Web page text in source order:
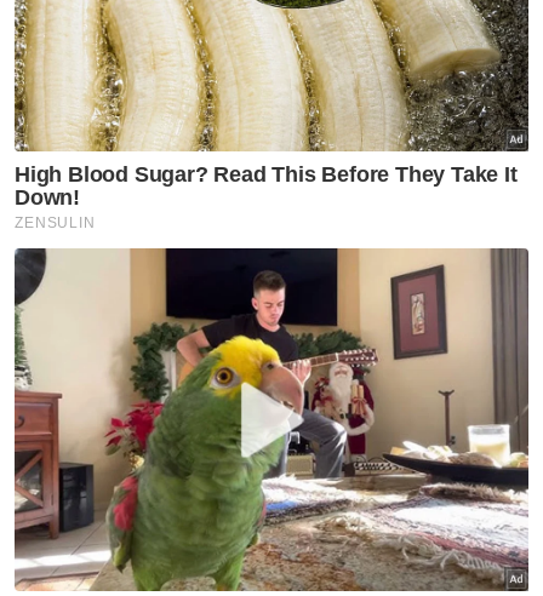
Bank Cawangan Menara KL, Jalan Stesen
Sentral di sini antara 25 Februari dan 16 Julai
2021 serta 8 Februari dan 8 Julai 2022.
Artikel Berkaitan:
Keputusan Mahkamah Rayuan menyebelahi CTOS,
plaintif gagal kemuka bukti
Pertuduhan terhadap Muhyiddin jelas, tidak samar-
samar - Mahkamah Rayuan
Muhyiddin mohon kebenaran cabar keputusan
Muhyiddin juga dihadapkan ke Mahkamah
Sesyen Shah Alam pada 13 Mac tahun lalu
atas pertuduhan menerima wang hasil aktiviti
haram berjumlah RM5 juta dan kes itu
dipindahkan ke Mahkamah Sesyen di sini
untuk dibicarakan bersama.